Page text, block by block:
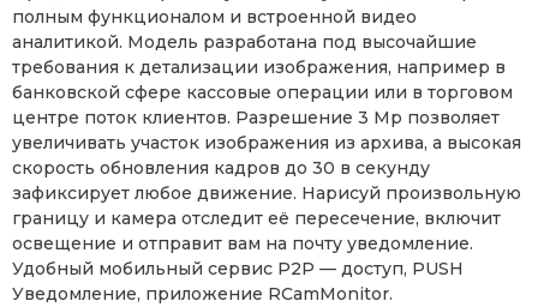
полным функционалом и встроенной видео
аналитикой. Модель разработана под высочайшие
требования к детализации изображения, например в
банковской сфере кассовые операции или в торговом
центре поток клиентов. Разрешение 3 Mp позволяет
увеличивать участок изображения из архива, а высокая
скорость обновления кадров до 30 в секунду
зафиксирует любое движение. Нарисуй произвольную
границу и камера отследит её пересечение, включит
освещение и отправит вам на почту уведомление.
Удобный мобильный сервис P2P — доступ, PUSH
Уведомление, приложение RCamMonitor.